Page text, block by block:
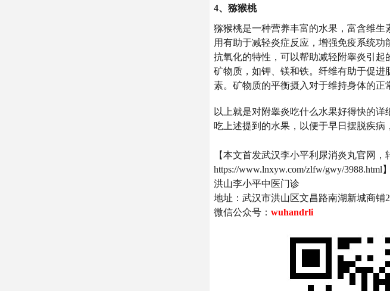
4、猕猴桃
猕猴桃是一种营养丰富的水果，富含维
用有助于减轻炎症反应，增强免疫系统
抗氧化的特性，可以帮助减轻附睾炎引
矿物质，如钾、镁和铁。纤维有助于促
素。矿物质的平衡摄入对于维持身体的正
以上就是对附睾炎吃什么水果好得快的
吃上述提到的水果，以便于早日摆脱疾病
【本文首发武汉李小平利尿消炎丸官网，
https://www.lnxyw.com/zlfw/gwy/3988.html】
洪山李小平中医门诊
地址：武汉市洪山区文昌路南湖新城商铺
微信公众号： wuhandrli